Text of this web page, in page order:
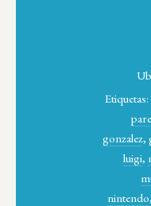
Etiquetas:
gonzalez,
luigi,
nintendo,